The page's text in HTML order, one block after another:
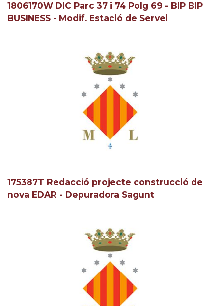
1806170W DIC Parc 37 i 74 Polg 69 - BIP BIP
BUSINESS - Modif. Estació de Servei
175387T Redacció projecte construcció de
nova EDAR - Depuradora Sagunt